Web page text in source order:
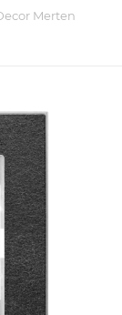
Merten